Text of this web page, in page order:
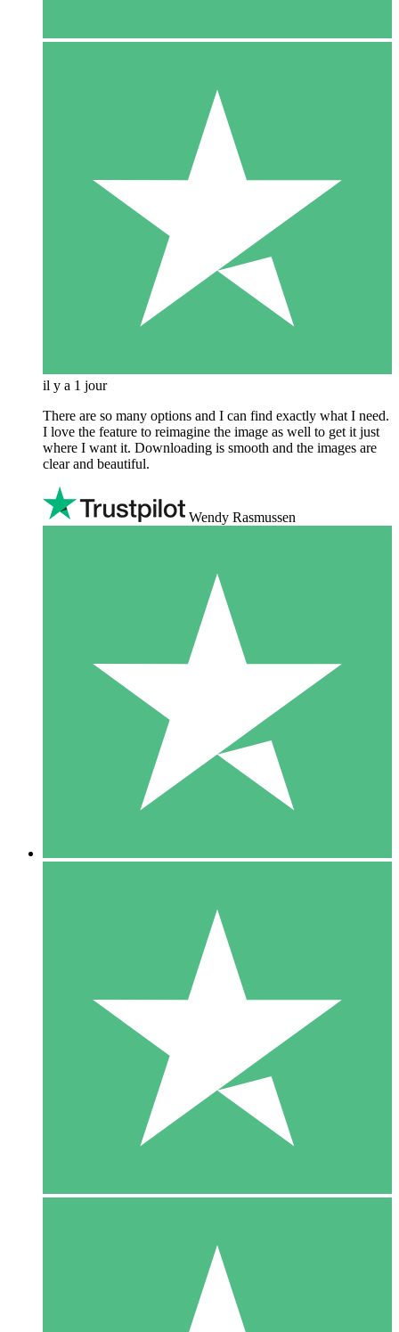
il y a 1 jour
There are so many options and I can find exactly what I need.
I love the feature to reimagine the image as well to get it just
where I want it. Downloading is smooth and the images are
clear and beautiful.
Wendy Rasmussen